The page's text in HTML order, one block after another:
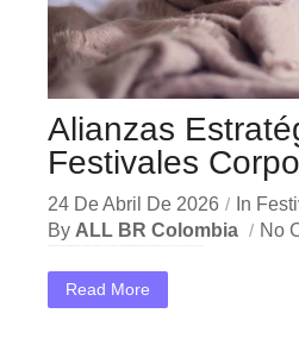
Alianzas
Festivales
24 De Abril De 2026 In
By ALL BR Colombia No
Read More